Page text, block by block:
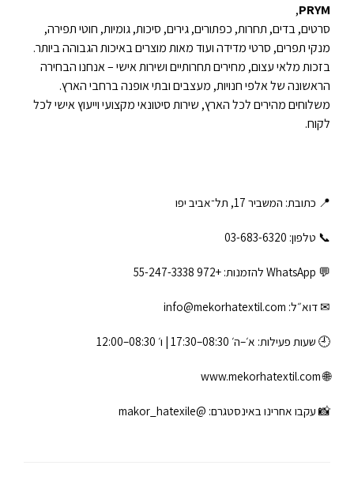
PRYM
,
סרטים, בדים, תחרות, כפתורים, גירים, סיכות, גומיות, חוטי תפירה,
מנקי תפרים, סרטי מדידה ועוד מאות מוצרים באיכות הגבוהה ביותר.
בזכות מלאי עצום, מחירים תחרותיים ושירות אישי – אנחנו הבחירה
הראשונה של אלפי חנויות, מעצבים ובתי אופנה ברחבי הארץ.
משלוחים מהירים לכל הארץ, שירות סיטונאי מקצועי וייעוץ אישי לכל
לקוח.
📍 כתובת: המשביר 17, תל־אביב יפו
📞 טלפון: ‎03-683-6320
💬 WhatsApp להזמנות: +972 55-247-3338
✉ דוא״ל: info@mekorhatextil.com
🕘 שעות פעילות: א׳–ה׳ 08:30–17:30 | ו׳ 08:30–12:00
🌐
www.mekorhatextil.com
📸 עקבו אחרינו באינסטגרם: @makor_hatexile